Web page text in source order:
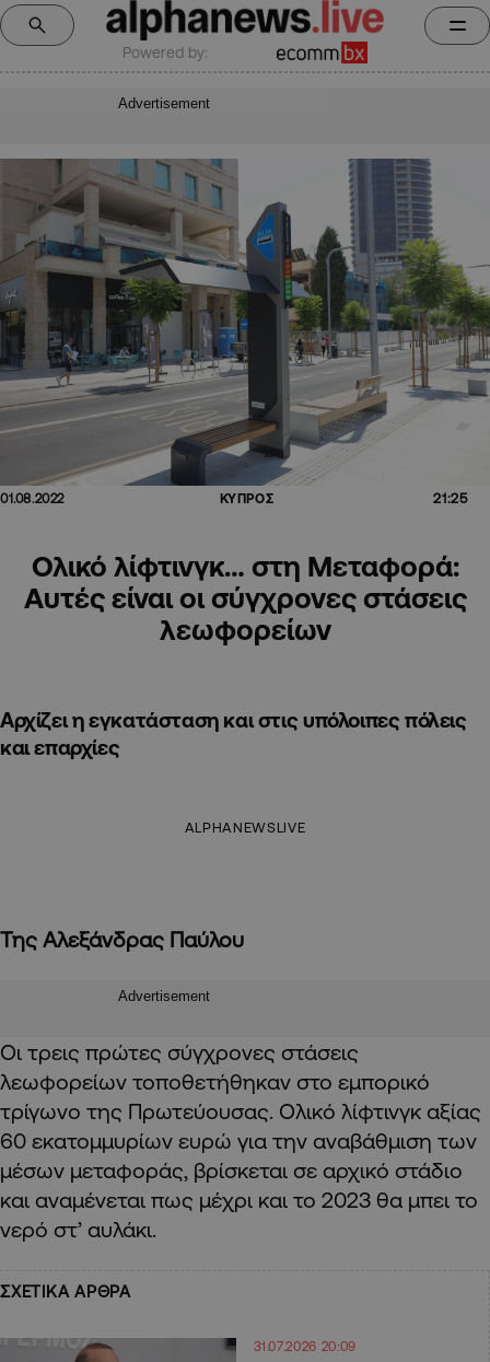
Powered by:
Advertisement
01.08.2022 ΚΥΠΡΟΣ 21:25
Ολικό λίφτινγκ… στη Μεταφορά:
Αυτές είναι οι σύγχρονες στάσεις
λεωφορείων
Aρχίζει η εγκατάσταση και στις υπόλοιπες πόλεις
και επαρχίες
ALPHANEWSLIVE
Της Αλεξάνδρας Παύλου
Advertisement
Οι τρεις πρώτες σύγχρονες στάσεις
λεωφορείων τοποθετήθηκαν στο εμπορικό
τρίγωνο της Πρωτεύουσας. Ολικό λίφτινγκ αξίας
60 εκατομμυρίων ευρώ για την αναβάθμιση των
μέσων μεταφοράς, βρίσκεται σε αρχικό στάδιο
και αναμένεται πως μέχρι και το 2023 θα μπει το
νερό στ’ αυλάκι.
ΣΧΕΤΙΚΑ ΑΡΘΡΑ
31.07.2026 20:09